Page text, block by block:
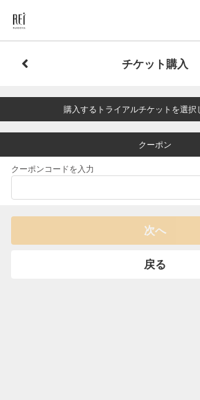
チケット購入
購入するトライアルチケットを選択
クーポン
クーポンコードを入力
次へ
戻る